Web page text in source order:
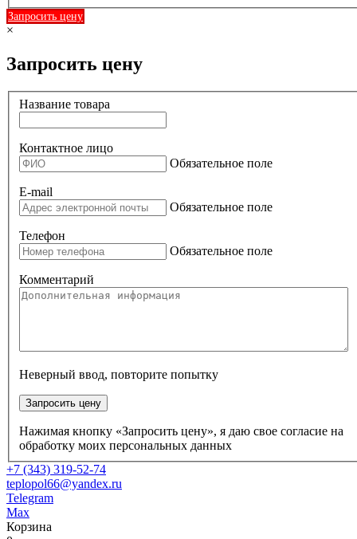
Запросить цену
×
Запросить цену
Название товара
Контактное лицо
Обязательное поле
E-mail
Обязательное поле
Телефон
Обязательное поле
Комментарий
Неверный ввод, повторите попытку
Запросить цену
Нажимая кнопку «Запросить цену», я даю свое согласие на
обработку моих персональных данных
+7 (343) 319-52-74
teplopol66@yandex.ru
Telegram
Max
Корзина